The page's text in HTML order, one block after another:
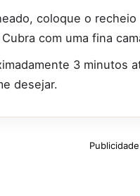
coloque o
com uma fina
3 minutos
desejar.
Publicidade